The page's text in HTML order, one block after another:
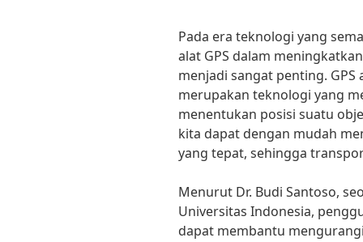
Pada era teknologi yang
alat GPS dalam
menjadi sangat penting.
merupakan teknologi yang
menentukan posisi suatu
kita dapat dengan mudah
yang tepat, sehingga
Menurut Dr. Budi Santoso,
Universitas Indonesia,
dapat membantu